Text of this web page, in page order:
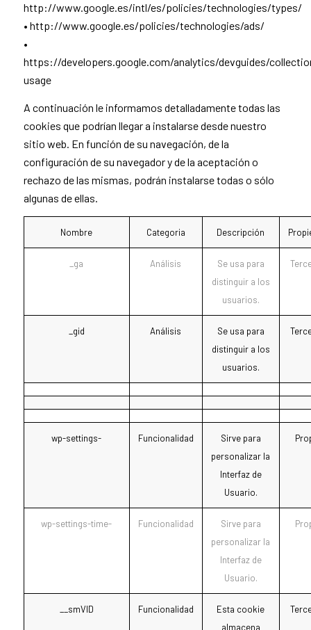
http://www.google.es/intl/es/policies/technologies/types/
• http://www.google.es/policies/technologies/ads/
•
https://developers.google.com/analytics/devguides/
usage
A continuación le informamos detalladamente todas las
cookies que podrían llegar a instalarse desde nuestro
sitio web. En función de su navegación, de la
configuración de su navegador y de la aceptación o
rechazo de las mismas, podrán instalarse todas o sólo
algunas de ellas.
Nombre Categoria Descripción
_ga Análisis
Se usa para
distinguir a los
usuarios.
_gid Análisis
Se usa para
distinguir a los
usuarios.
wp-settings- Funcionalidad
Sirve para
personalizar la
Interfaz de
Usuario.
wp-settings-time- Funcionalidad
Sirve para
personalizar la
Interfaz de
Usuario.
__smVID Funcionalidad
Esta cookie
almacena